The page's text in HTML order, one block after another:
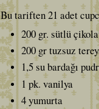
Bu tariften 21 adet
200 gr. sütlü
200 gr tuzsuz
1,5 su bardağı
1 pk. vanilya
4 yumurta